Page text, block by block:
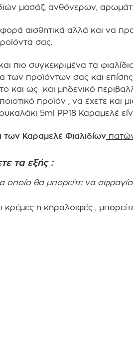
μασάζ, ανθόνερων,
αισθητικά αλλά και να
σας.
πιο συγκεκριμένα τα
των προϊόντων σας και
και ως και μηδενικό
προϊόν , να έχετε και
5ml PP18 Καραμελέ
των Καραμελέ Φιαλιδίων
τα εξής :
οποίο θα μπορείτε να
κρέμες η κηραλοιφές ,